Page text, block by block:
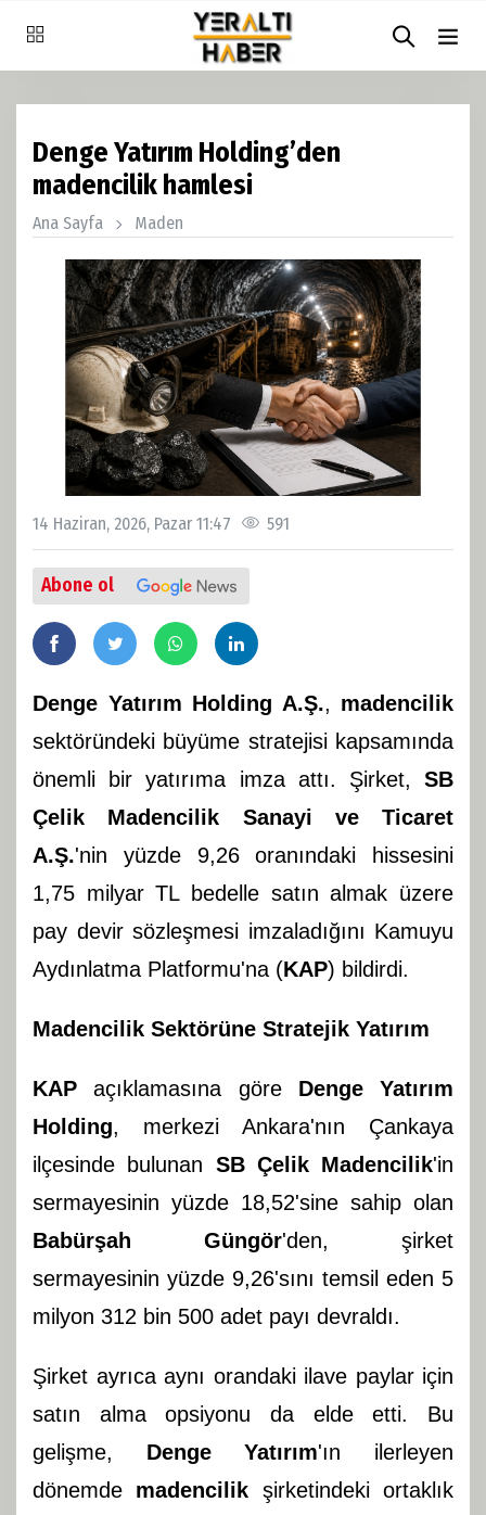
Denge Yatırım Holding’den
madencilik hamlesi
Ana Sayfa Maden
14 Haziran, 2026, Pazar 11:47 591
Abone ol
Denge Yatırım Holding A.Ş., madencilik
sektöründeki büyüme stratejisi kapsamında
önemli bir yatırıma imza attı. Şirket, SB
Çelik Madencilik Sanayi ve Ticaret
A.Ş.'nin yüzde 9,26 oranındaki hissesini
1,75 milyar TL bedelle satın almak üzere
pay devir sözleşmesi imzaladığını Kamuyu
Aydınlatma Platformu'na (KAP) bildirdi.
Madencilik Sektörüne Stratejik Yatırım
KAP açıklamasına göre Denge Yatırım
Holding, merkezi Ankara'nın Çankaya
ilçesinde bulunan SB Çelik Madencilik'in
sermayesinin yüzde 18,52'sine sahip olan
Babürşah Güngör'den, şirket
sermayesinin yüzde 9,26'sını temsil eden 5
milyon 312 bin 500 adet payı devraldı.
Şirket ayrıca aynı orandaki ilave paylar için
satın alma opsiyonu da elde etti. Bu
gelişme, Denge Yatırım'ın ilerleyen
dönemde madencilik şirketindeki ortaklık